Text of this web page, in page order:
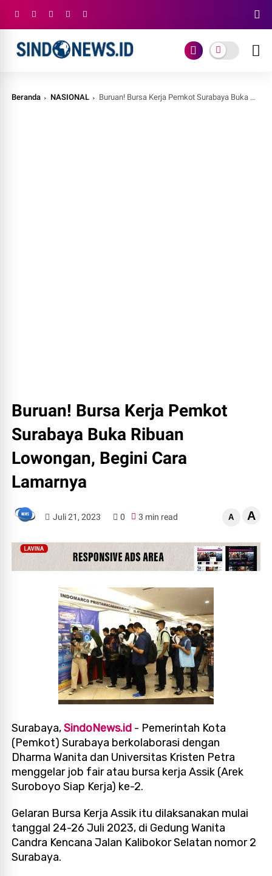
Beranda NASIONAL Buruan! Bursa Kerja Pemkot Surabaya Buka Ribuan Lowongan, Begini Cara Lamarnya
Buruan! Bursa Kerja Pemkot
Surabaya Buka Ribuan
Lowongan, Begini Cara
Lamarnya
Juli 21, 2023 0 3 min read A A
Surabaya,SindoNews.id - Pemerintah Kota
(Pemkot) Surabaya berkolaborasi dengan
Dharma Wanita dan Universitas Kristen Petra
menggelar job fair atau bursa kerja Assik (Arek
Suroboyo Siap Kerja) ke-2.
Gelaran Bursa Kerja Assik itu dilaksanakan mulai
tanggal 24-26 Juli 2023, di Gedung Wanita
Candra Kencana Jalan Kalibokor Selatan nomor 2
Surabaya.